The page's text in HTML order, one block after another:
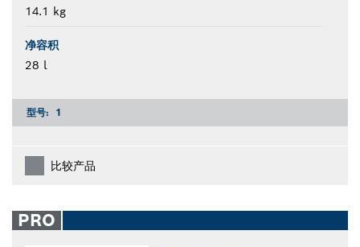
14.1 kg
净容积
28 l
型号: 1
比较产品
PRO